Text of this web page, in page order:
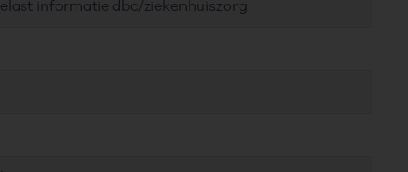
informatie dbc/ziekenhuiszorg